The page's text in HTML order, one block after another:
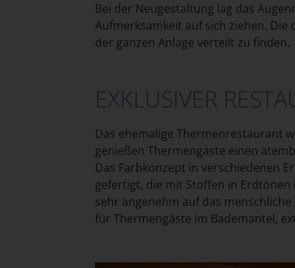
Bei der Neugestaltung lag das
Aufmerksamkeit auf sich ziehen.
der ganzen Anlage verteilt zu finden.
EXKLUSIVER
Das ehemalige Thermenrestaurant
genießen Thermengäste einen
Das Farbkonzept in verschiedenen
gefertigt, die mit Stoffen in
sehr angenehm auf das
für Thermengäste im Bademantel,